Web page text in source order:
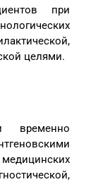
при
целями.
временно